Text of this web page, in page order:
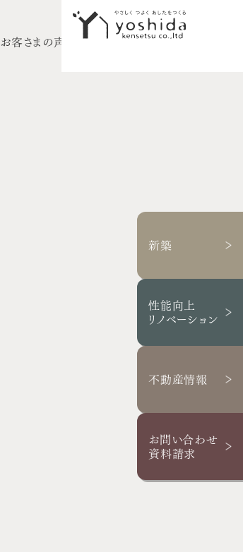
お客さまの声 採用情報
新築
性能向上
リノベーション
不動産情報
お問い合わせ
資料請求